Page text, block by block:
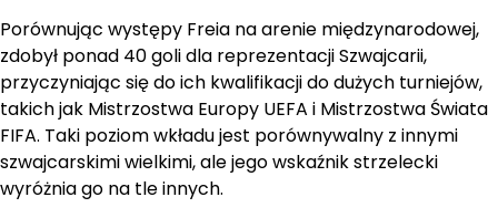
Porównując występy Freia na arenie międzynarodowej,
zdobył ponad 40 goli dla reprezentacji Szwajcarii,
przyczyniając się do ich kwalifikacji do dużych turniejów,
takich jak Mistrzostwa Europy UEFA i Mistrzostwa Świata
FIFA. Taki poziom wkładu jest porównywalny z innymi
szwajcarskimi wielkimi, ale jego wskaźnik strzelecki
wyróżnia go na tle innych.